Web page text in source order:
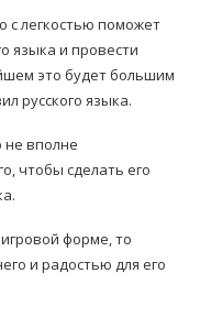
с легкостью поможет
языка и провести
это будет большим
русского языка.
вполне
чтобы сделать его
форме, то
и радостью для его